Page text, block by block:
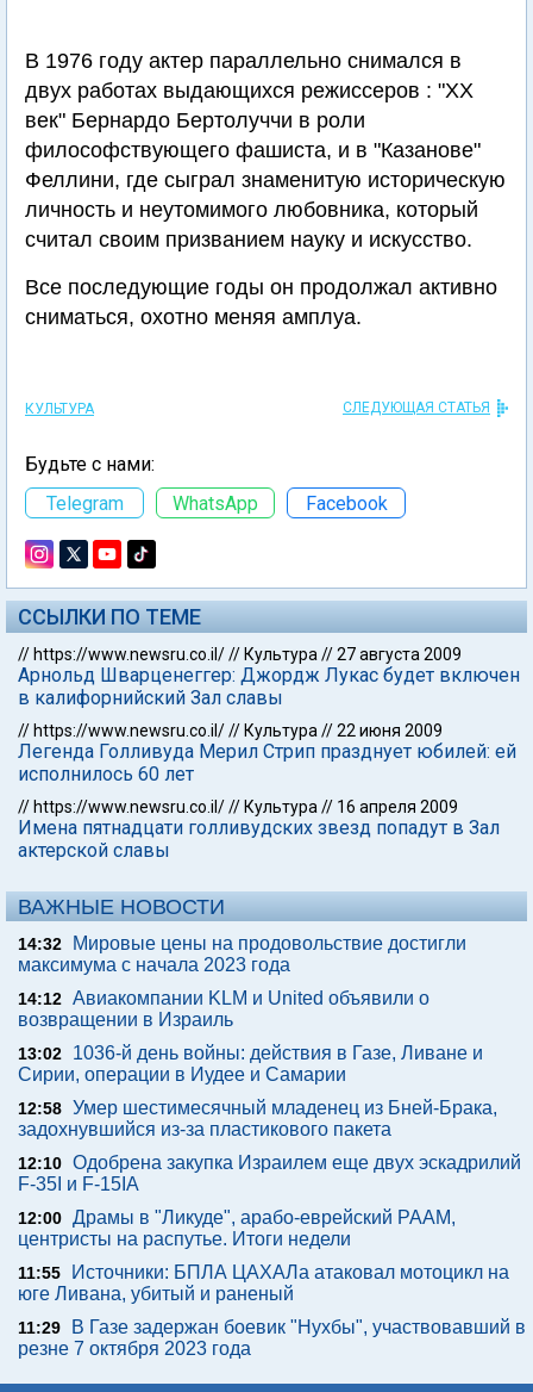
В 1976 году актер параллельно снимался в
двух работах выдающихся режиссеров : "XX
век" Бернардо Бертолуччи в роли
философствующего фашиста, и в "Казанове"
Феллини, где сыграл знаменитую историческую
личность и неутомимого любовника, который
считал своим призванием науку и искусство.
Все последующие годы он продолжал активно
сниматься, охотно меняя амплуа.
КУЛЬТУРА СЛЕДУЮЩАЯ СТАТЬЯ
Будьте с нами:
Telegram
WhatsApp Facebook
ССЫЛКИ ПО ТЕМЕ
// https://www.newsru.co.il/// Культура //27 августа 2009
Арнольд Шварценеггер: Джордж Лукас будет включен
в калифорнийский Зал славы
// https://www.newsru.co.il/// Культура //22 июня 2009
Легенда Голливуда Мерил Стрип празднует юбилей: ей
исполнилось 60 лет
// https://www.newsru.co.il/// Культура // 16 апреля 2009
Имена пятнадцати голливудских звезд попадут в Зал
актерской славы
ВАЖНЫЕ НОВОСТИ
14:32
Мировые цены на продовольствие достигли
максимума с начала 2023 года
14:12 Авиакомпании KLM и United объявили о
возвращении в Израиль
13:02
1036-й день войны: действия в Газе, Ливане и
Сирии, операции в Иудее и Самарии
12:58 Умер шестимесячный младенец из Бней-Брака,
задохнувшийся из-за пластикового пакета
12:10 Одобрена закупка Израилем еще двух эскадрилий
F-35I и F-15IA
12:00 Драмы в "Ликуде", арабо-еврейский РААМ,
центристы на распутье. Итоги недели
11:55
Источники: БПЛА ЦАХАЛа атаковал мотоцикл на
юге Ливана, убитый и раненый
11:29
В Газе задержан боевик "Нухбы", участвовавший в
резне 7 октября 2023 года